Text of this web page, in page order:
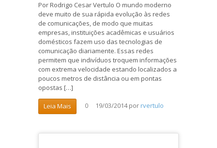
Por Rodrigo Cesar Vertulo O mundo moderno
deve muito de sua rápida evolução às redes
de comunicações, de modo que muitas
empresas, instituições acadêmicas e usuários
domésticos fazem uso das tecnologias de
comunicação diariamente. Essas redes
permitem que indivíduos troquem informações
com extrema velocidade estando localizados a
poucos metros de distância ou em pontas
opostas […]
Leia Mais 0 19/03/2014por rvertulo